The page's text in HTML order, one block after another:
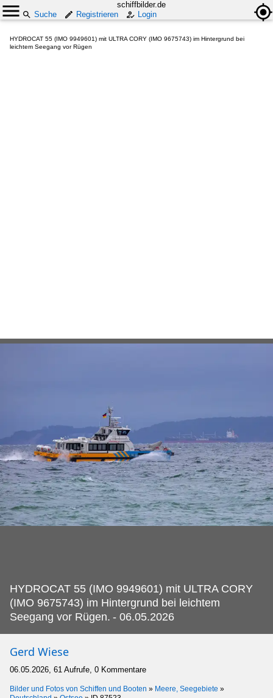
schiffbilder.de
Suche
Registrieren Login
HYDROCAT 55 (IMO 9949601) mit ULTRA CORY (IMO 9675743) im Hintergrund bei
leichtem Seegang vor Rügen
HYDROCAT 55 (IMO 9949601) mit ULTRA CORY
(IMO 9675743) im Hintergrund bei leichtem
Seegang vor Rügen. - 06.05.2026
Gerd Wiese
06.05.2026, 61 Aufrufe, 0 Kommentare
Bilder und Fotos von Schiffen und Booten » Meere, Seegebiete »